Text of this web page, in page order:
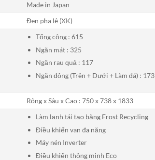
Made in Japan
Đen pha lê (XK)
Tổng cộng : 615
Ngăn mát : 325
Ngăn rau quả : 117
Ngăn đông (Trên + Dưới + Làm đá) : 173
Rộng x Sâu x Cao : 750 x 738 x 1833
Làm lạnh tái tạo băng Frost Recycling
Điều khiển van đa năng
Máy nén Inverter
Điều khiển thông minh Eco